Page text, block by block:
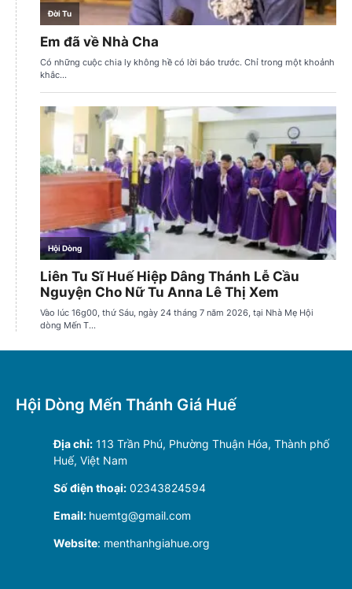
Hội Dòng Mến Thánh Giá Huế
Địa chỉ: 113 Trần Phú, Phường Thuận Hóa, Thành phố
Huế, Việt Nam
Số điện thoại: 02343824594
Email: huemtg@gmail.com
Website: menthanhgiahue.org